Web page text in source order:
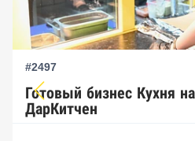
#2497
Готовый бизнес Кухня
ДарКитчен